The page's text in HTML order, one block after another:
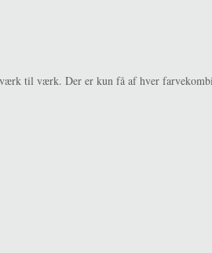
til værk. Der er kun få af hver